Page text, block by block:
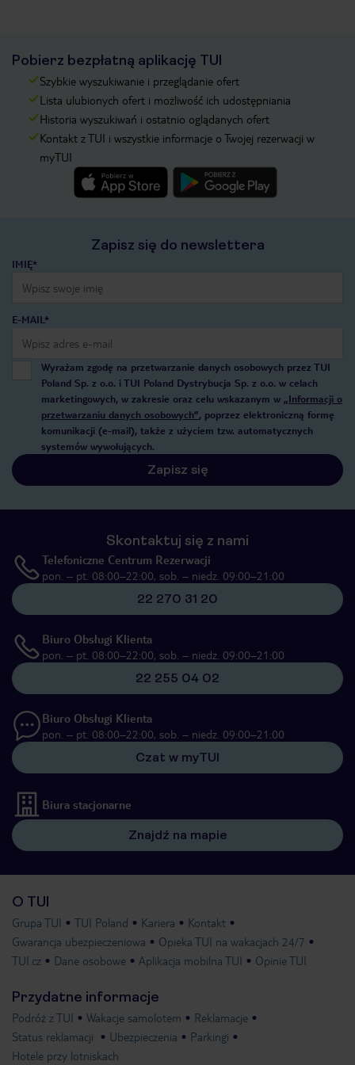
Pobierz bezpłatną aplikację TUI
Szybkie wyszukiwanie i przeglądanie ofert
Lista ulubionych ofert i możliwość ich udostępniania
Historia wyszukiwań i ostatnio oglądanych ofert
Kontakt z TUI i wszystkie informacje o Twojej rezerwacji w
myTUI
Zapisz się do newslettera
IMIĘ*
E-MAIL*
Wyrażam zgodę na przetwarzanie danych osobowych przez TUI
Poland Sp. z o.o. i TUI Poland Dystrybucja Sp. z o.o. w celach
marketingowych, w zakresie oraz celu wskazanym w „Informacji o
przetwarzaniu danych osobowych”, poprzez elektroniczną formę
komunikacji (e-mail), także z użyciem tzw. automatycznych
systemów wywołujących.
Zapisz się
Skontaktuj się z nami
Telefoniczne Centrum Rezerwacji
pon. – pt. 08:00–22:00, sob. – niedz. 09:00–21:00
22 270 31 20
Biuro Obsługi Klienta
pon. – pt. 08:00–22:00, sob. – niedz. 09:00–21:00
22 255 04 02
Biuro Obsługi Klienta
pon. – pt. 08:00–22:00, sob. – niedz. 09:00–21:00
Czat w myTUI
Biura stacjonarne
Znajdź na mapie
O TUI
Grupa TUI TUI Poland Kariera
Kontakt
Gwarancja ubezpieczeniowa
Opieka TUI na wakacjach 24/7
TUI.cz
Dane osobowe Aplikacja mobilna TUI Opinie TUI
Przydatne informacje
Podróż z TUI Wakacje samolotem
Reklamacje
Status reklamacji
Ubezpieczenia
Parkingi
Hotele przy lotniskach